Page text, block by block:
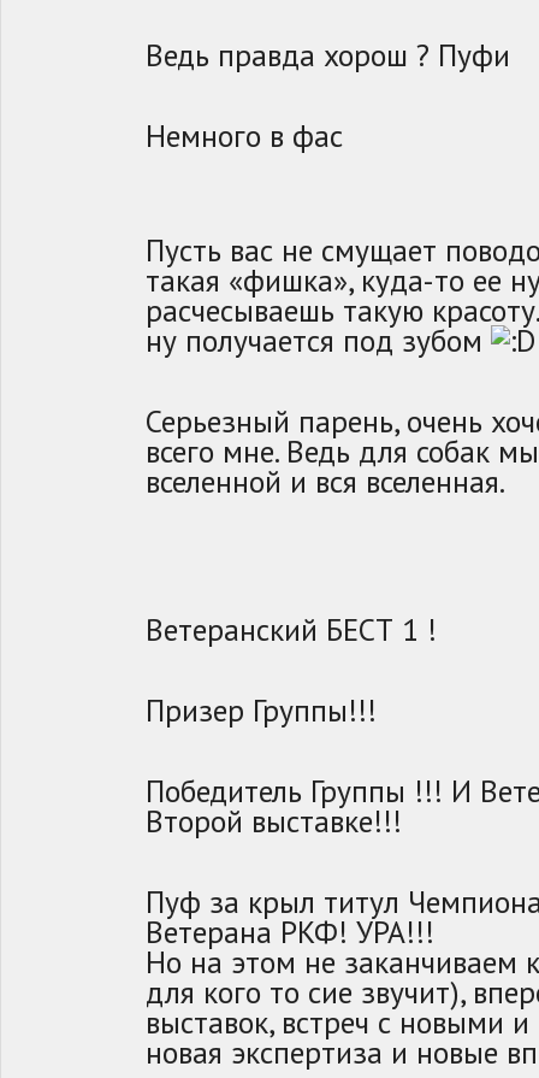
Ведь правда хорош ? Пуфи
Немного в фас
Пусть вас не смущает
такая «фишка», куда-то ее
расчесываешь такую
ну получается под зубом
Серьезный парень, очень
всего мне. Ведь для собак
вселенной и вся вселенная.
Ветеранский БЕСТ 1 !
Призер Группы!!!
Победитель Группы !!! И
Второй выставке!!!
Пуф за крыл титул
Ветерана РКФ! УРА!!!
Но на этом не заканчиваем
для кого то сие звучит),
выставок, встреч с новыми
новая экспертиза и новые